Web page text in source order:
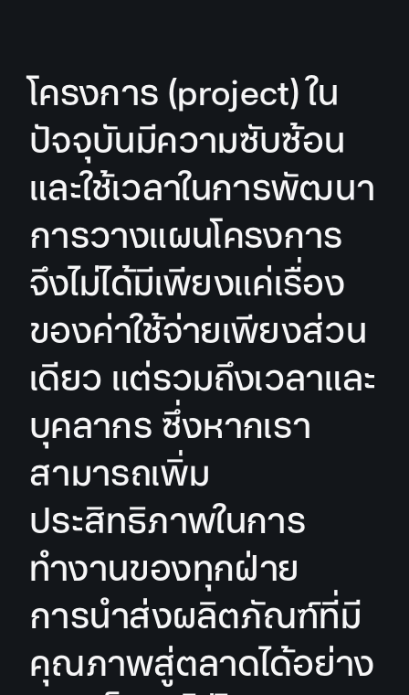
โครงการ (project) ใน
ปัจจุบันมีความซับซ้อน
และใช้เวลาในการพัฒนา
การวางแผนโครงการ
จึงไม่ได้มีเพียงแค่เรื่อง
ของค่าใช้จ่ายเพียงส่วน
เดียว แต่รวมถึงเวลาและ
บุคลากร ซึ่งหากเรา
สามารถเพิ่ม
ประสิทธิภาพในการ
ทำงานของทุกฝ่าย
การนำส่งผลิตภัณฑ์ที่มี
คุณภาพสู่ตลาดได้อย่าง